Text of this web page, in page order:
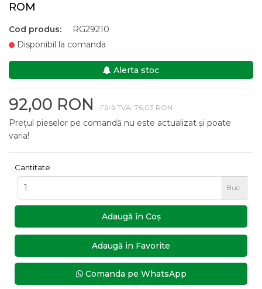
ROM
Cod produs:
RG29210
Disponibil la comanda
Alerta stoc
92,00 RON Fără TVA: 76,03 RON
Prețul pieselor pe comandă nu este actualizat și poate
varia!
Cantitate
Buc
Adaugă în Coş
Adaugă in Favorite
Comanda pe WhatsApp